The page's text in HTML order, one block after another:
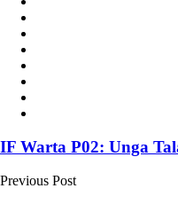
Post
navigation
IF Warta P02: Unga
Previous Post